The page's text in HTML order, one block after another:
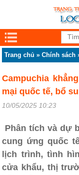
Trang chủ »Chính sách
Campuchia
mại quốc tế, bổ
10/05/2025 10:23
Phân tích và dự
cung ứng quốc
lịch trình, tình
cửa khẩu, thị